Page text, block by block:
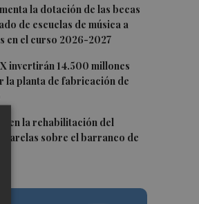
la dotación de las becas
de escuelas de música a
en el curso 2026-2027
invertirán 14.500 millones
la planta de fabricación de
en la rehabilitación del
sobre el barranco de